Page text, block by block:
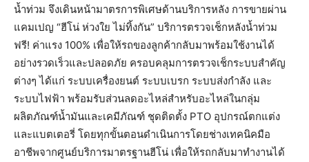
น้ำท่วม จึงเดินหน้ามาตรการพิเศษด้านบริการหลัง การขายผ่าน
แคมเปญ “ฮีโน่ ห่วงใย ไม่ทิ้งกัน” บริการตรวจเช็กหลังน้ำท่วม
ฟรี! ค่าแรง 100% เพื่อให้รถของลูกค้ากลับมาพร้อมใช้งานได้
อย่างรวดเร็วและปลอดภัย ครอบคลุมการตรวจเช็กระบบสำคัญ
ต่างๆ ได้แก่ ระบบเครื่องยนต์ ระบบเบรก ระบบส่งกำลัง และ
ระบบไฟฟ้า พร้อมรับส่วนลดอะไหล่สำหรับอะไหล่ในกลุ่ม
ผลิตภัณฑ์น้ำมันและเคมีภัณฑ์ ชุดติดตั้ง PTO อุปกรณ์ตกแต่ง
และแบตเตอรี่ โดยทุกขั้นตอนดำเนินการโดยช่างเทคนิคมือ
อาชีพจากศูนย์บริการมาตรฐานฮีโน่ เพื่อให้รถกลับมาทำงานได้